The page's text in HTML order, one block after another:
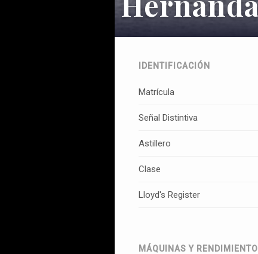
IDENTIFICACIÓN
Matrícula
Señal Distintiva
Astillero
Clase
Lloyd's Register
MÁQUINAS Y RENDIMIENTO